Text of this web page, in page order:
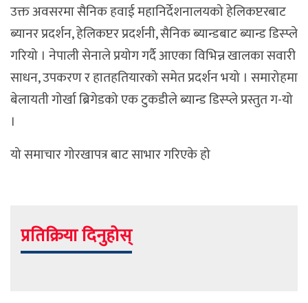
उक्त अवसरमा सैनिक हवाई महानिर्देशनालयको हेलिकप्टरबाट
ब्यानर प्रदर्शन, हेलिकप्टर प्रदर्शनी, सैनिक ब्यान्डबाट ब्यान्ड डिस्प्ले
गरियो । नेपाली सेनाले प्रयोग गर्दै आएका विभिन्न खालका सवारी
साधन, उपकरण र हातहतियारको समेत प्रदर्शन भयो । समारोहमा
बेलायती गोर्खा ब्रिगेडको एक टुकडीले ब्यान्ड डिस्प्ले प्रस्तुत ग-यो
।
यो समाचार गोरखापत्र बाट साभार गरिएके हो
प्रतिक्रिया दिनुहोस्